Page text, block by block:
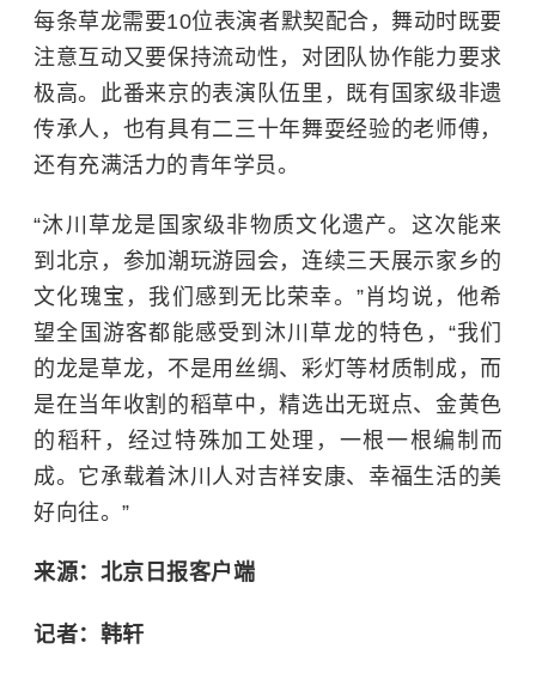
每条草龙需要10位表演者默契配合，舞动时既要
注意互动又要保持流动性，对团队协作能力要求
极高。此番来京的表演队伍里，既有国家级非遗
传承人，也有具有二三十年舞耍经验的老师傅，
还有充满活力的青年学员。
“沐川草龙是国家级非物质文化遗产。这次能来
到北京，参加潮玩游园会，连续三天展示家乡的
文化瑰宝，我们感到无比荣幸。”肖均说，他希
望全国游客都能感受到沐川草龙的特色，“我们
的龙是草龙，不是用丝绸、彩灯等材质制成，而
是在当年收割的稻草中，精选出无斑点、金黄色
的稻秆，经过特殊加工处理，一根一根编制而
成。它承载着沐川人对吉祥安康、幸福生活的美
好向往。”
来源：北京日报客户端
记者：韩轩